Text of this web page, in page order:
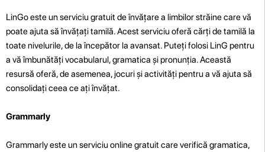
LinGo este un serviciu gratuit de învățare a limbilor străine care vă
poate ajuta să învățați tamilă. Acest serviciu oferă cărți de tamilă la
toate nivelurile, de la începător la avansat. Puteți folosi LinG pentru
a vă îmbunătăți vocabularul, gramatica și pronunția. Această
resursă oferă, de asemenea, jocuri și activități pentru a vă ajuta să
consolidați ceea ce ați învățat.
Grammarly
Grammarly este un serviciu online gratuit care verifică gramatica,